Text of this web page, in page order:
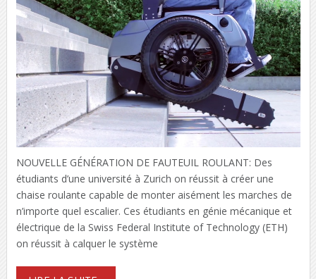
NOUVELLE GÉNÉRATION DE FAUTEUIL ROULANT: Des
étudiants d’une université à Zurich on réussit à créer une
chaise roulante capable de monter aisément les marches de
n’importe quel escalier. Ces étudiants en génie mécanique et
électrique de la Swiss Federal Institute of Technology (ETH)
on réussit à calquer le système